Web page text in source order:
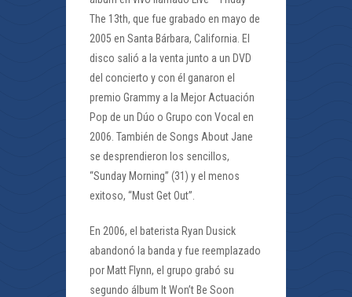
The 13th, que fue grabado en mayo de
2005 en Santa Bárbara, California. El
disco salió a la venta junto a un DVD
del concierto y con él ganaron el
premio Grammy a la Mejor Actuación
Pop de un Dúo o Grupo con Vocal en
2006. También de Songs About Jane
se desprendieron los sencillos,
“Sunday Morning” (31) y el menos
exitoso, “Must Get Out”.
En 2006, el baterista Ryan Dusick
abandonó la banda y fue reemplazado
por Matt Flynn, el grupo grabó su
segundo álbum It Won’t Be Soon